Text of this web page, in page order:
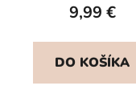
9,99 €
DO KOŠÍKA